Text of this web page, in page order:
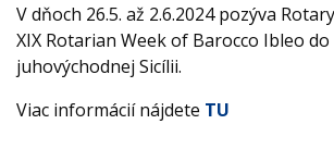
V dňoch 26.5. až 2.6.2024 pozýva
XIX Rotarian Week of Barocco Ibleo do
juhovýchodnej Sicílii.
Viac informácií nájdete TU